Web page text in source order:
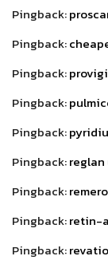
Pingback:
Pingback:
Pingback:
Pingback:
Pingback:
Pingback:
Pingback:
Pingback:retin-
Pingback: